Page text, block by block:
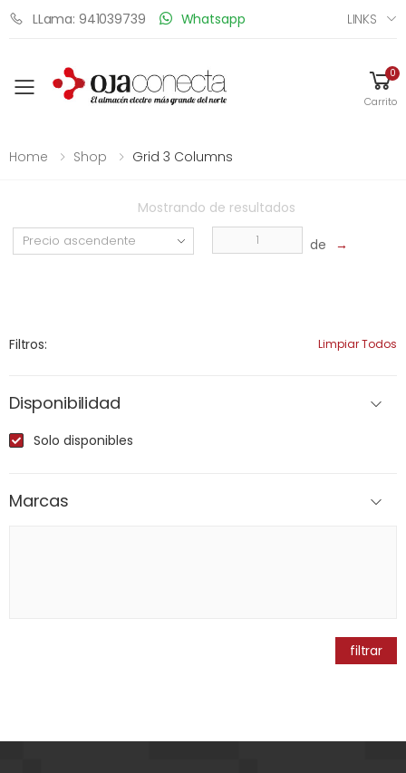
LLama: 941039739 Whatsapp LINKS
Toggle mobile menu
0
Carrito
Home Shop Grid 3 Columns
Mostrando de resultados
de →
Filtros: Limpiar Todos
Disponibilidad
Solo disponibles
Marcas
filtrar